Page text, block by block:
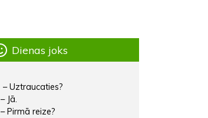
Dienas joks
– Uztraucaties?
– Jā.
– Pirmā reize?